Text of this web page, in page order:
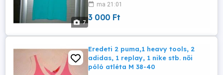
7
ma 21:01
3 000 Ft
Eredeti 2 puma,1 heavy tools, 2
adidas, 1 replay, 1 nike stb. női
póló atléta M 38-40